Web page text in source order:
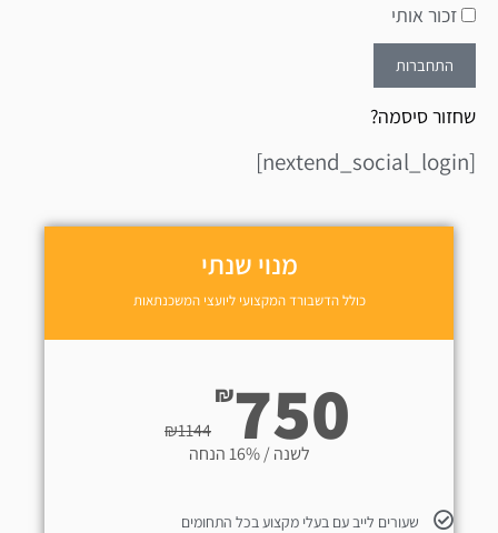
זכור אותי
התחברות
שחזור סיסמה?
[nextend_social_login]
מנוי שנתי
כולל הדשבורד המקצועי ליועצי המשכנתאות
₪1144
₪750
לשנה / 16% הנחה
שעורים לייב עם בעלי מקצוע בכל התחומים